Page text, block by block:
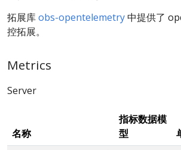
拓展库obs-opentelemetry中提供了
控拓展。
Metrics
Server
名称
指标数据模
型